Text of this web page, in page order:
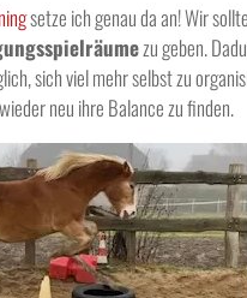
setze ich genau da an! Wir
zu geben.
sich viel mehr selbst zu
neu ihre Balance zu finden.